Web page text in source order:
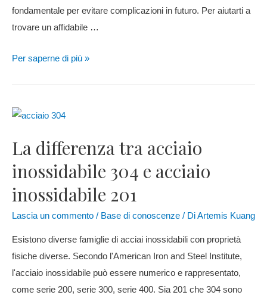
fondamentale per evitare complicazioni in futuro. Per aiutarti a
trovare un affidabile …
Per saperne di più »
La differenza tra acciaio
inossidabile 304 e acciaio
inossidabile 201
Lascia un commento / Base di conoscenze / DiArtemis Kuang
Esistono diverse famiglie di acciai inossidabili con proprietà
fisiche diverse. Secondo l'American Iron and Steel Institute,
l'acciaio inossidabile può essere numerico e rappresentato,
come serie 200, serie 300, serie 400. Sia 201 che 304 sono